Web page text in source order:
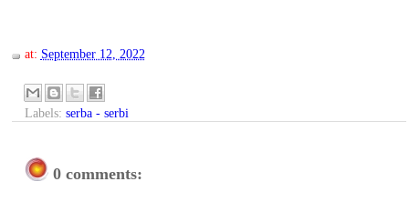
at: September 12, 2022
Labels: serba - serbi
0 comments: